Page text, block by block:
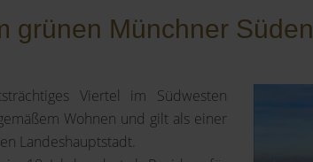
grünen Münchner Süden
Viertel im Südwesten
Wohnen und gilt als einer
Landeshauptstadt.